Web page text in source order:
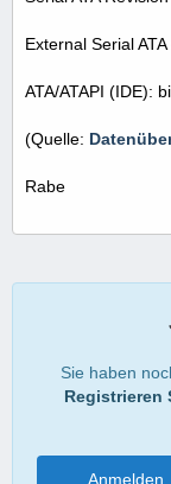
External Serial
ATA/ATAPI (IDE):
(Quelle:
Rabe
Sie haben
Registrieren
Anmelden